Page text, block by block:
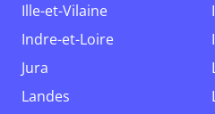
Ille-et-Vilaine
Indre-et-Loire
Jura
Landes